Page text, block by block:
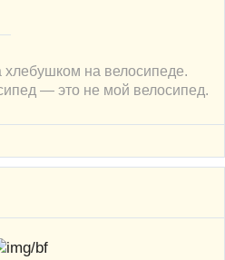
хлебушком на велосипеде.
— это не мой велосипед.